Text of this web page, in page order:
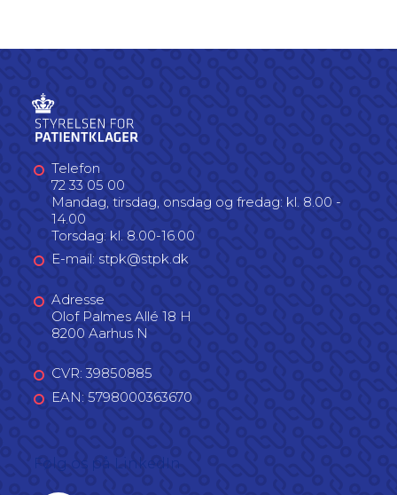
Telefon
72 33 05 00
Mandag, tirsdag, onsdag og fredag: kl. 8.00 -
14.00
Torsdag: kl. 8.00-16.00
E-mail: stpk@stpk.dk
Adresse
Olof Palmes Allé 18 H
8200 Aarhus N
CVR: 39850885
EAN: 5798000363670